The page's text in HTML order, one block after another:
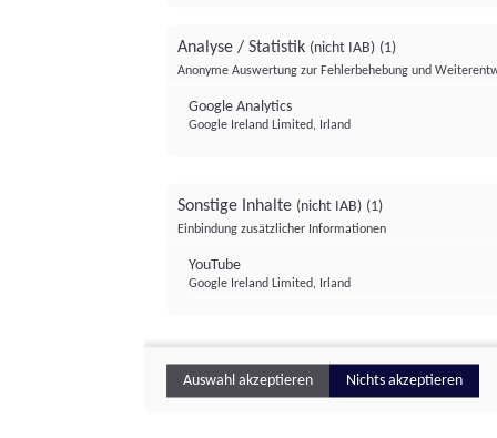
Analyse / Statistik (nicht IAB) (1)
Anonyme Auswertung zur Fehlerbehebung und
Google Analytics
Google Ireland Limited, Irland
Sonstige Inhalte (nicht IAB) (1)
Einbindung zusätzlicher Informationen
YouTube
Google Ireland Limited, Irland
Auswahl akzeptieren Nichts akzeptieren